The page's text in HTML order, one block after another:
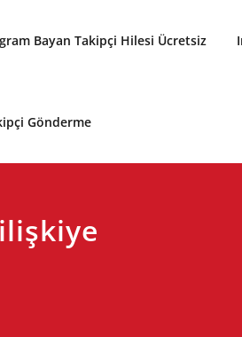
Bayan Takipçi Hilesi Ücretsiz
Gönderme